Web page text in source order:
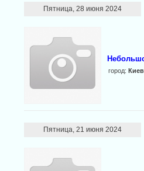
Пятница, 28 июня 2024
город: Киев
Пятница, 21 июня 2024